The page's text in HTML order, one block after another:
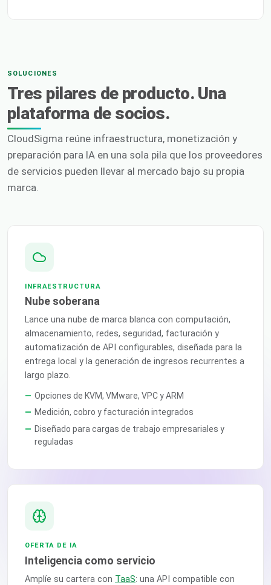
SOLUCIONES
Tres pilares de producto. Una
plataforma de socios.
CloudSigma reúne infraestructura, monetización y
preparación para IA en una sola pila que los proveedores
de servicios pueden llevar al mercado bajo su propia
marca.
INFRAESTRUCTURA
Nube soberana
Lance una nube de marca blanca con computación,
almacenamiento, redes, seguridad, facturación y
automatización de API configurables, diseñada para la
entrega local y la generación de ingresos recurrentes a
largo plazo.
Opciones de KVM, VMware, VPC y ARM
Medición, cobro y facturación integrados
Diseñado para cargas de trabajo empresariales y
reguladas
OFERTA DE IA
Inteligencia como servicio
Amplíe su cartera con TaaS: una API compatible con